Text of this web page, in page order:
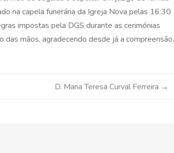
na capela funerária da Igreja Nova pelas 16:30
impostas pela DGS durante as cerimónias
mãos, agradecendo desde já a compreensão.
D. Maria Teresa Curval Ferreira →